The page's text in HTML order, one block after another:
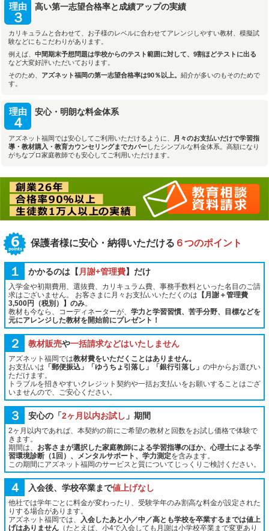
理由
３
高い第一志望合格率と成績アップの実績
カリキュラムと合わせて、お子様のレベルに合わせてアレンジしやすい教材、模擬試
験などにもこだわりがあります。
例えば、 中間期末予想問題は学校からのテスト範囲に対して、9割ほどテストに出る
など大変好評いただいております。
そのため、 アズネット福岡の第一志望合格率は90％以上。 紹介が多いのもそのためで
す。
理由
４
安心・明朗な料金体系
アズネット福岡では安心してご利用いただけるように、
月々のお支払いだけで学習指
導・教材購入・教育カウンセリングまでカバーしたシンプルな料金体系。高額になり
がちなプロ家庭教師でも安心してご利用いただけます。
保護者様に安心・納得いただける ６つのポイント
１ かかるのは【 月謝+管理費】だけ
入学金や初期費用、選抜費、カリキュラム費、事務手数料といった名目のご請
求はございません。 お客さまに月々お支払いいただくのは 【月謝＋管理費
3,500円（税別）】のみ。
教材も今なら、コーディネーターが、 学力と学習習慣、苦手分野、目標などを
元にアレンジした教材を開始前にプレゼント！
２ 教材販売や一括請求などはいたしません
アズネット福岡では教材費をいただくことはありません。
お支払いは 「郵便振込」「ゆうちょ引落し」「銀行引落し」 の中からお選びい
ただけます。
トラブルを招きやすいクレジット契約や一括お支払いをお願いすることはござ
いませんので、ご安心ください。
３ 安心の「2ヶ月以内お試し 」期間
2ヶ月以内であれば、本契約の前にご希望の教材と回数をお試し価格で体験で
きます。
期間は、 お客さまが選択した家庭教師による学習指導のほか、心理士による学
習環境診断（1回）、メンタルサポート、学力測定を含みます。
この期間にアズネット福岡のサービスと質についてじっくりご検討ください。
４ 入会後、学校卒業まで値上げなし
他社では学年ごとに料金が変わったり、受験学年のみ割高な料金が設定された
りする場合があります。
アズネット福岡では、 入会したあと小／中／高とも学校を卒業するまでは値上
げはありません （たとえば、小4で入会しても月謝は小学校卒業まで変更あり